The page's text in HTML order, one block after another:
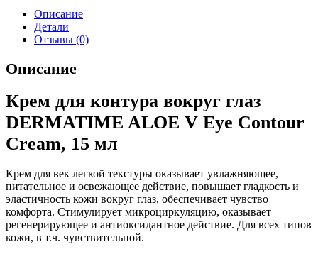
Описание
Детали
Отзывы (0)
Описание
Крем для контура вокруг глаз
DERMATIME ALOE V Eye Contour
Cream, 15 мл
Крем для век легкой текстуры оказывает увлажняющее,
питательное и освежающее действие, повышает гладкость и
эластичность кожи вокруг глаз, обеспечивает чувство
комфорта. Стимулирует микроциркуляцию, оказывает
регенерирующее и антиоксидантное действие. Для всех типов
кожи, в т.ч. чувствительной.